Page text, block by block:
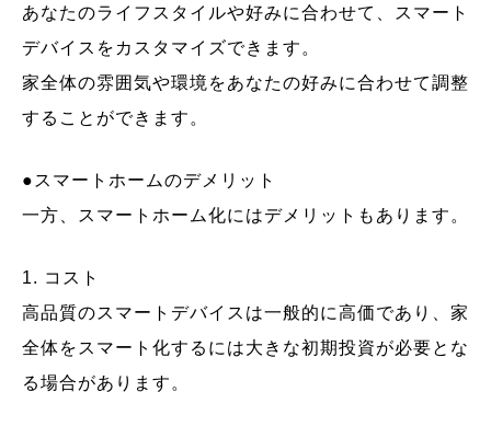
あなたのライフスタイルや好みに合わせて、スマート
デバイスをカスタマイズできます。
家全体の雰囲気や環境をあなたの好みに合わせて調整
することができます。
●スマートホームのデメリット
一方、スマートホーム化にはデメリットもあります。
1. コスト
高品質のスマートデバイスは一般的に高価であり、家
全体をスマート化するには大きな初期投資が必要とな
る場合があります。